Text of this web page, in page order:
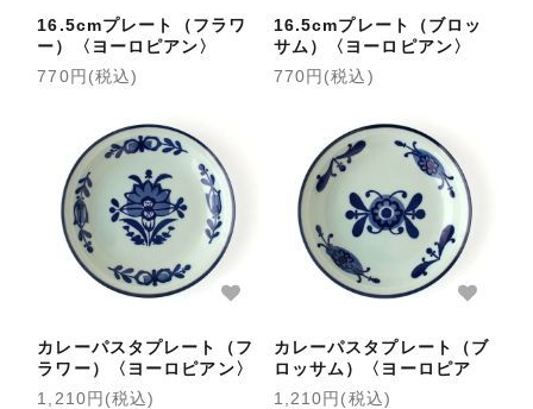
16.5cmプレート（フラワ
ー）〈ヨーロピアン〉
770円(税込)
16.5cmプレート（ブロッ
サム）〈ヨーロピアン〉
770円(税込)
カレーパスタプレート（フ
ラワー）〈ヨーロピアン〉
1,210円(税込)
カレーパスタプレート（ブ
ロッサム）〈ヨーロピア
ン〉
1,210円(税込)